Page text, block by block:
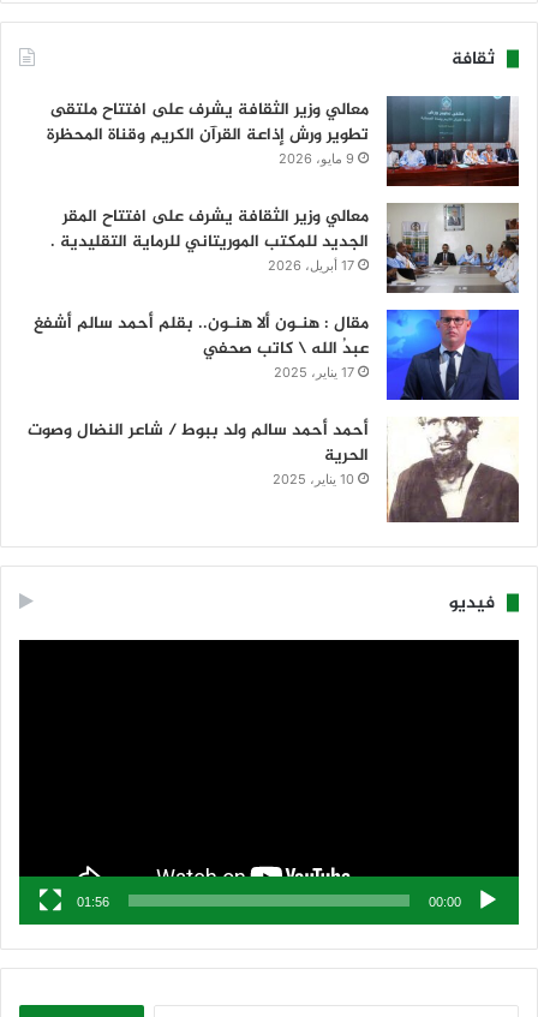
ثقافة
معالي وزير الثقافة يشرف على افتتاح ملتقى
تطوير ورش إذاعة القرآن الكريم وقناة المحظرة
9 مايو، 2026
معالي وزير الثقافة يشرف على افتتاح المقر
الجديد للمكتب الموريتاني للرماية التقليدية .
17 أبريل، 2026
مقال : هنـون ألا هنـون.. بقلم أحمد سالم أشفغ
عبدُ الله \ كاتب صحفي
17 يناير، 2025
أحمد أحمد سالم ولد ببوط / شاعر النضال وصوت
الحرية
10 يناير، 2025
فيديو
00:00
01:56